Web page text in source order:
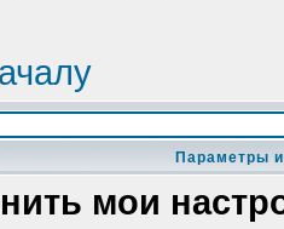
Параметры
мои